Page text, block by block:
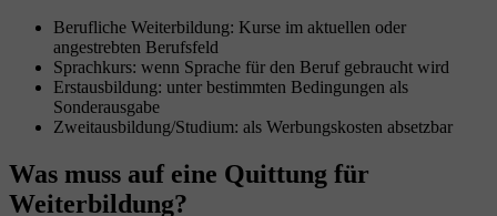
Berufliche Weiterbildung: Kurse im aktuellen oder
angestrebten Berufsfeld
Sprachkurs: wenn Sprache für den Beruf gebraucht wird
Erstausbildung: unter bestimmten Bedingungen als
Sonderausgabe
Zweitausbildung/Studium: als Werbungskosten absetzbar
Was muss auf eine Quittung für
Weiterbildung?